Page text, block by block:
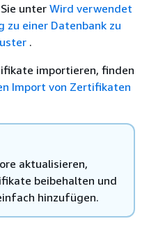
unter Wird verwendet
zu einer Datenbank zu
.
importieren, finden
Import von Zertifikaten
aktualisieren,
beibehalten und
hinzufügen.